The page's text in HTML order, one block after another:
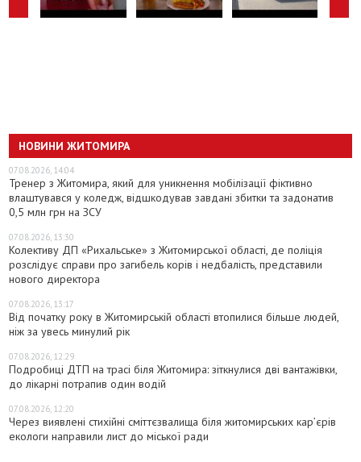
НОВИНИ ЖИТОМИРА
07.08.2026, 14:04
Тренер з Житомира, який для уникнення мобілізації фіктивно
влаштувався у коледж, відшкодував завдані збитки та задонатив
0,5 млн грн на ЗСУ
07.08.2026, 13:30
Колективу ДП «Рихальське» з Житомирської області, де поліція
розслідує справи про загибель корів і недбалість, представили
нового директора
07.08.2026, 13:17
Від початку року в Житомирській області втопилися більше людей,
ніж за увесь минулий рік
07.08.2026, 12:29
Подробиці ДТП на трасі біля Житомира: зіткнулися дві вантажівки,
до лікарні потрапив один водій
07.08.2026, 12:20
Через виявлені стихійні сміттєзвалища біля житомирських кар’єрів
екологи направили лист до міської ради